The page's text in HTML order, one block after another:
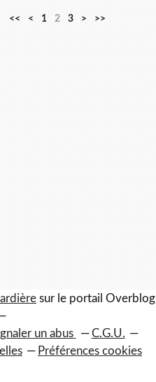
<< < 1 2 3 > >>
sur le portail Overblog
un abus
C.G.U.
Préférences cookies